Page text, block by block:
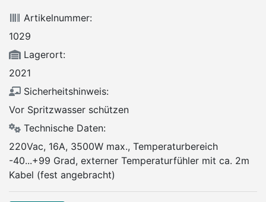
Artikelnummer:
1029
Lagerort:
2021
Sicherheitshinweis:
Vor Spritzwasser schützen
Technische Daten:
220Vac, 16A, 3500W max., Temperaturbereich
-40...+99 Grad, externer Temperaturfühler mit ca. 2m
Kabel (fest angebracht)